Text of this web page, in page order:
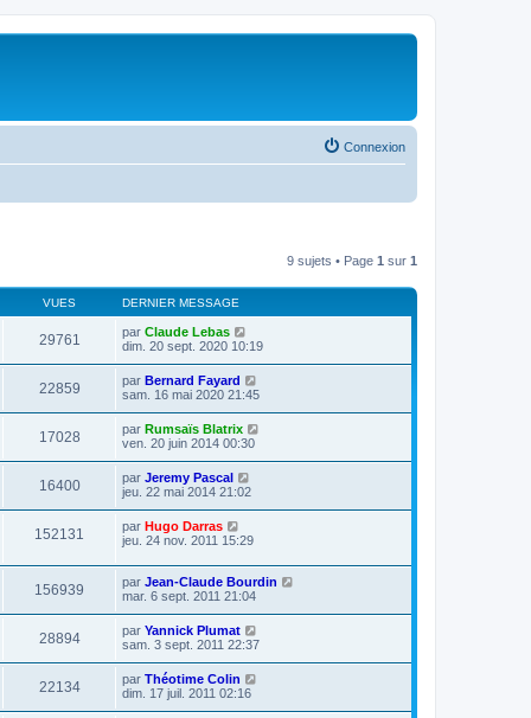
Connexion
9 sujets • Page 1 sur 1
VUES DERNIER MESSAGE
29761 par Claude Lebas
dim. 20 sept. 2020 10:19
22859 par Bernard Fayard
sam. 16 mai 2020 21:45
17028 par Rumsaïs Blatrix
ven. 20 juin 2014 00:30
16400 par Jeremy Pascal
jeu. 22 mai 2014 21:02
152131 par Hugo Darras
jeu. 24 nov. 2011 15:29
156939 par Jean-Claude Bourdin
mar. 6 sept. 2011 21:04
28894 par Yannick Plumat
sam. 3 sept. 2011 22:37
22134 par Théotime Colin
dim. 17 juil. 2011 02:16